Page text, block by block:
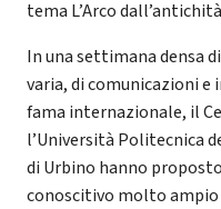
tema L’Arco
In una settimana densa
varia, di comunicazioni
fama internazionale, il
l’Università Politecnica
di Urbino hanno
conoscitivo molto